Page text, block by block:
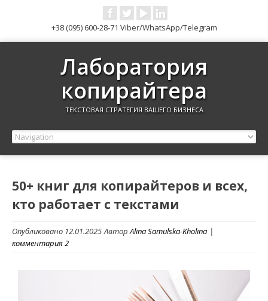
+38 (095) 600-28-71 Viber/WhatsApp/Telegram
Лаборатория
копирайтера
ТЕКСТОВАЯ СТРАТЕГИЯ ВАШЕГО БИЗНЕСА
50+ книг для копирайтеров и всех,
кто работает с текстами
Опубликовано 12.01.2025 АвторAlina Samulska-Kholina |
комментария 2